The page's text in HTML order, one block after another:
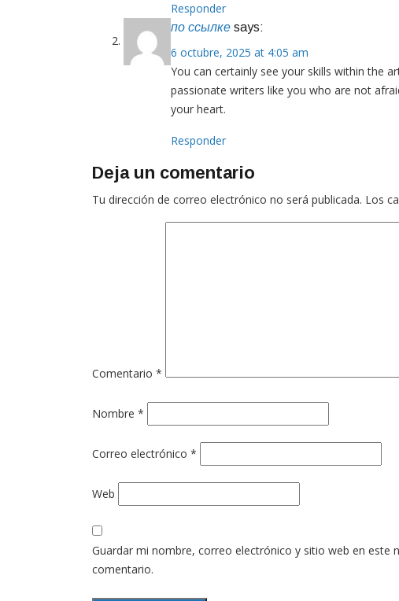
Responder
по ссылке says:
6 octubre, 2025 at 4:05 am
You can certainly see your skills within the
passionate writers like you who are not
your heart.
Responder
Deja un comentario
Tu dirección de correo electrónico no será publicada. Los
Comentario *
Nombre *
Correo electrónico *
Web
Guardar mi nombre, correo electrónico y sitio web en este
comentario.